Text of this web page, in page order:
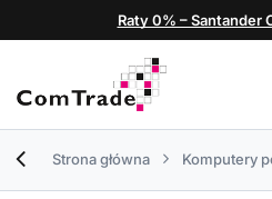
Raty 0% – Santander
Strona główna Komputery